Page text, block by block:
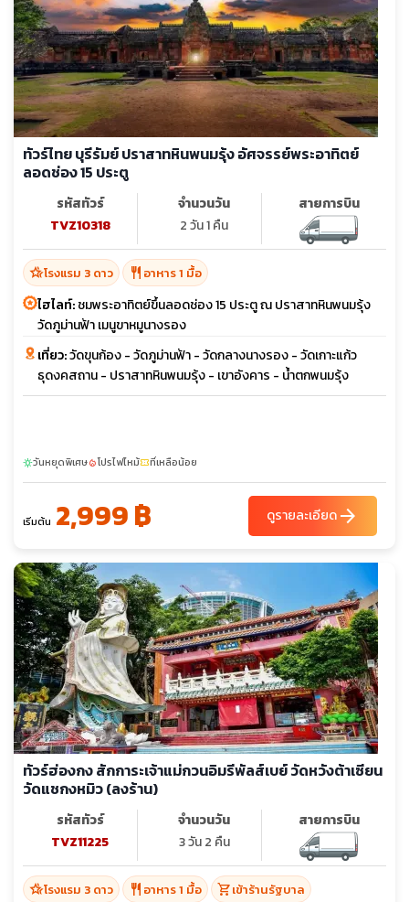
ทัวร์ไทย บุรีรัมย์ ปราสาทหินพนมรุ้ง อัศจรรย์พระอาทิตย์
ลอดช่อง 15 ประตู
รหัสทัวร์
TVZ10318
จำนวนวัน
2 วัน 1 คืน
สายการบิน
hotel_classโรงแรม 3 ดาว restaurant อาหาร 1 มื้อ
ไฮไลท์:ชมพระอาทิตย์ขึ้นลอดช่อง 15 ประตู ณ ปราสาทหินพนมรุ้ง
วัดภูม่านฟ้า เมนูขาหมูนางรอง
เที่ยว:วัดขุนก้อง - วัดภูม่านฟ้า - วัดกลางนางรอง - วัดเกาะแก้ว
ธุดงคสถาน - ปราสาทหินพนมรุ้ง - เขาอังคาร - น้ำตกพนมรุ้ง
sunnyวันหยุดพิเศษlocal_fire_departmentโปรไฟไหม้confirmation_numberที่เหลือน้อย
เริ่มต้น 2,999 ฿ ดูรายละเอียดarrow_forward
ทัวร์ฮ่องกง สักการะเจ้าแม่กวนอิมรีพัลส์เบย์ วัดหวังต้าเซียน
วัดแชกงหมิว (ลงร้าน)
รหัสทัวร์
TVZ11225
จำนวนวัน
3 วัน 2 คืน
สายการบิน
hotel_classโรงแรม 3 ดาว restaurant อาหาร 1 มื้อ shopping_cartเข้าร้านรัฐบาล